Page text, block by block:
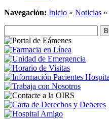
Navegación: Inicio » Noticias »